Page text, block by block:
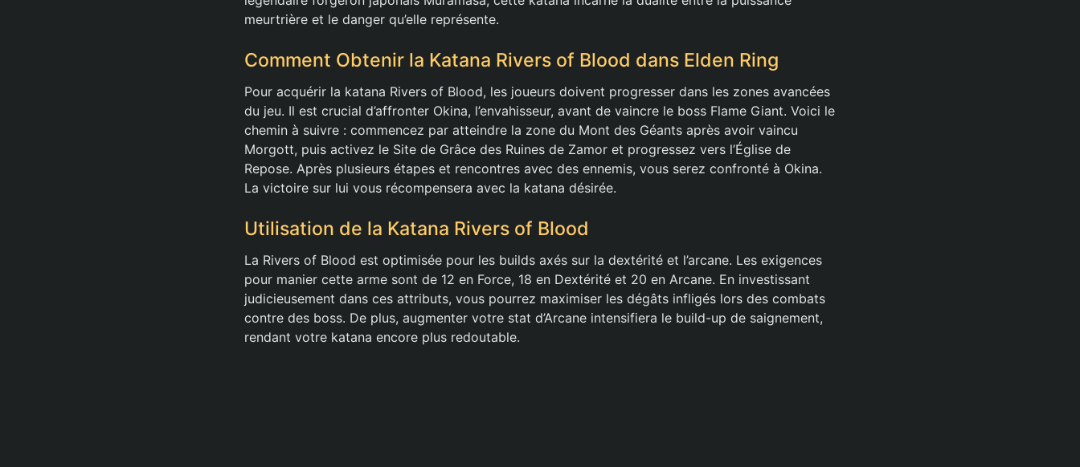
meurtrière et le danger qu’elle représente.
Comment Obtenir la Katana Rivers of Blood dans Elden Ring
Pour acquérir la katana Rivers of Blood, les joueurs doivent progresser dans les zones avancées
du jeu. Il est crucial d’affronter Okina, l’envahisseur, avant de vaincre le boss Flame Giant. Voici le
chemin à suivre : commencez par atteindre la zone du Mont des Géants après avoir vaincu
Morgott, puis activez le Site de Grâce des Ruines de Zamor et progressez vers l’Église de
Repose. Après plusieurs étapes et rencontres avec des ennemis, vous serez confronté à Okina.
La victoire sur lui vous récompensera avec la katana désirée.
Utilisation de la Katana Rivers of Blood
La Rivers of Blood est optimisée pour les builds axés sur la dextérité et l’arcane. Les exigences
pour manier cette arme sont de 12 en Force, 18 en Dextérité et 20 en Arcane. En investissant
judicieusement dans ces attributs, vous pourrez maximiser les dégâts infligés lors des combats
contre des boss. De plus, augmenter votre stat d’Arcane intensifiera le build-up de saignement,
rendant votre katana encore plus redoutable.